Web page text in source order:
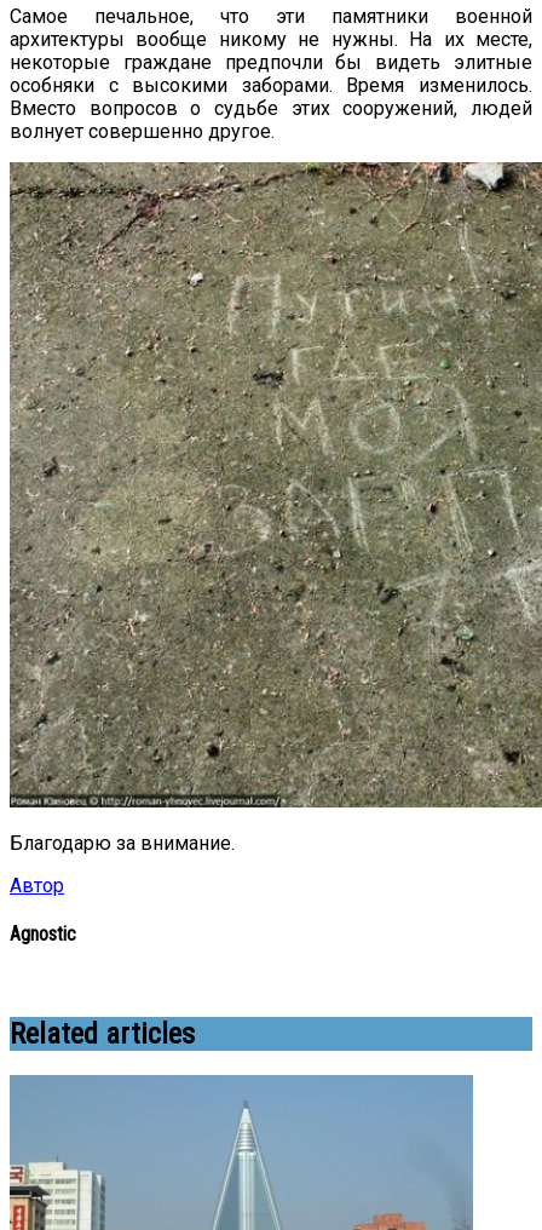
Самое печальное, что эти памятники военной
архитектуры вообще никому не нужны. На их месте,
некоторые граждане предпочли бы видеть элитные
особняки с высокими заборами. Время изменилось.
Вместо вопросов о судьбе этих сооружений, людей
волнует совершенно другое.
Благодарю за внимание.
Автор
Agnostic
Related articles